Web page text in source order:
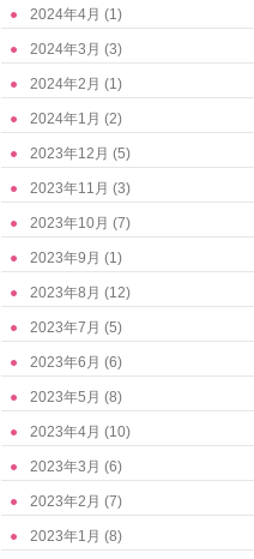
2024年4月 (1)
2024年3月 (3)
2024年2月 (1)
2024年1月 (2)
2023年12月 (5)
2023年11月 (3)
2023年10月 (7)
2023年9月 (1)
2023年8月 (12)
2023年7月 (5)
2023年6月 (6)
2023年5月 (8)
2023年4月 (10)
2023年3月 (6)
2023年2月 (7)
2023年1月 (8)